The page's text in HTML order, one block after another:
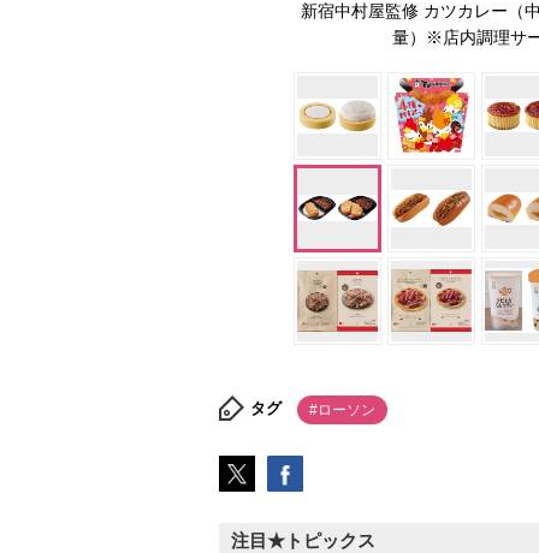
新宿中村屋監修 カツカレー（
量）※店内調理サ
タグ #ローソン
注目★トピックス